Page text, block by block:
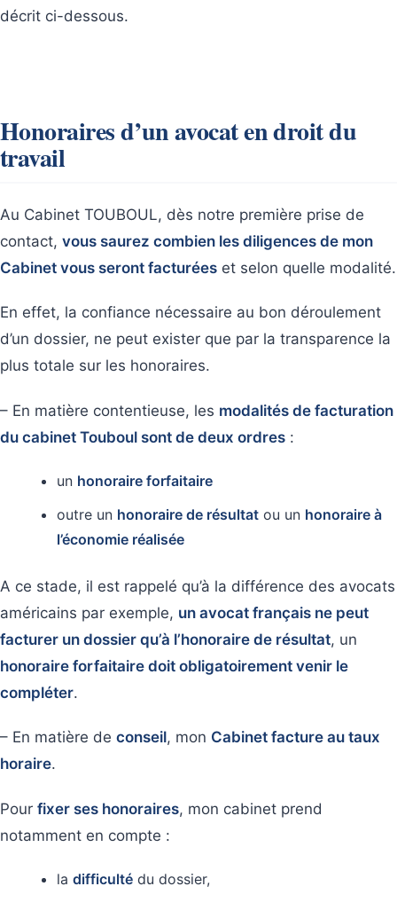
décrit ci-dessous.
Honoraires d’un avocat en droit du
travail
Au Cabinet TOUBOUL, dès notre première prise de
contact, vous saurez combien les diligences de mon
Cabinet vous seront facturées et selon quelle modalité.
En effet, la confiance nécessaire au bon déroulement
d’un dossier, ne peut exister que par la transparence la
plus totale sur les honoraires.
– En matière contentieuse, les modalités de facturation
du cabinet Touboul sont de deux ordres :
un honoraire forfaitaire
outre un honoraire de résultat ou un honoraire à
l’économie réalisée
A ce stade, il est rappelé qu’à la différence des avocats
américains par exemple, un avocat français ne peut
facturer un dossier qu’à l’honoraire de résultat, un
honoraire forfaitaire doit obligatoirement venir le
compléter.
– En matière de conseil, mon Cabinet facture au taux
horaire.
Pour fixer ses honoraires, mon cabinet prend
notamment en compte :
la difficulté du dossier,